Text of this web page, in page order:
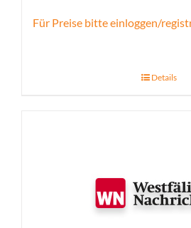
Für Preise bitte einloggen/
Details